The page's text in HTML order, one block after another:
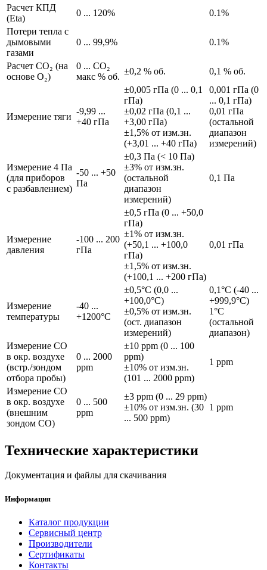
Расчет КПД
(Eta)
0 ... 120%
0.1%
Потери тепла с
дымовыми
газами
0 ... 99,9% 0.1%
Расчет CO₂ (на
основе O₂)
0 ... CO₂
макс % об.
±0,2 % об. 0,1 % об.
Измерение тяги
-9,99 ...
+40 гПа
±0,005 гПа (0 ... 0,1
гПа)
±0,02 гПа (0,1 ...
+3,00 гПа)
±1,5% от изм.зн.
(+3,01 ... +40 гПа)
0,001 гПа (0
... 0,1 гПа)
0,01 гПа
(остальной
диапазон
измерений)
Измерение 4 Па
(для приборов
с разбавлением)
-50 ... +50
Па
±0,3 Па (< 10 Па)
±3% от изм.зн.
(остальной
диапазон
измерений)
0,1 Па
Измерение
давления
-100 ... 200
гПа
±0,5 гПа (0 ... +50,0
гПа)
±1% от изм.зн.
(+50,1 ... +100,0
гПа)
±1,5% от изм.зн.
(+100,1 ... +200 гПа)
0,01 гПа
Измерение
температуры
-40 ...
+1200°C
±0,5°C (0,0 ...
+100,0°C)
±0,5% от изм.зн.
(ост. диапазон
измерений)
0,1°C (-40 ...
+999,9°C)
1°C
(остальной
диапазон)
Измерение CO
в окр. воздухе
(встр./зондом
отбора пробы)
0 ... 2000
ppm
±10 ppm (0 ... 100
ppm)
±10% от изм.зн.
(101 ... 2000 ppm)
1 ppm
Измерение CO
в окр. воздухе
(внешним
зондом CO)
0 ... 500
ppm
±3 ppm (0 ... 29 ppm)
±10% от изм.зн. (30
... 500 ppm)
1 ppm
Технические характеристики
Документация и файлы для скачивания
Информация
Каталог продукции
Сервисный центр
Производители
Сертификаты
Контакты